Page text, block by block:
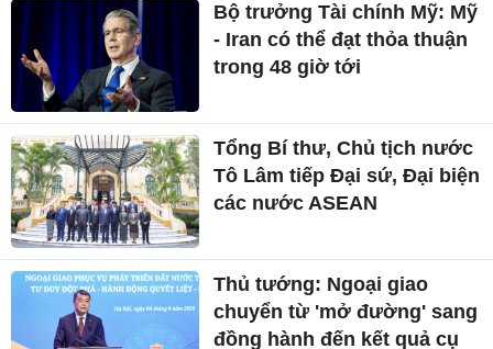
Bộ trưởng Tài chính Mỹ: Mỹ
- Iran có thể đạt thỏa thuận
trong 48 giờ tới
Tổng Bí thư, Chủ tịch nước
Tô Lâm tiếp Đại sứ, Đại biện
các nước ASEAN
Thủ tướng: Ngoại giao
chuyển từ 'mở đường' sang
đồng hành đến kết quả cụ